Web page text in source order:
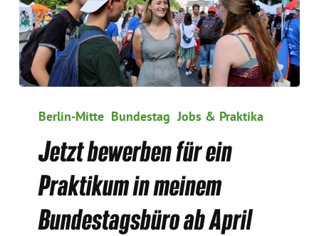
bewerben
Praktikum
meinem
Bundestagsbüro
Berlin-Mitte Bundestag Jobs & Praktika
Jetzt bewerben für ein
Praktikum in meinem
Bundestagsbüro ab April